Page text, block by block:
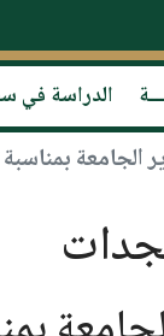
الدراسة في
الجامعة